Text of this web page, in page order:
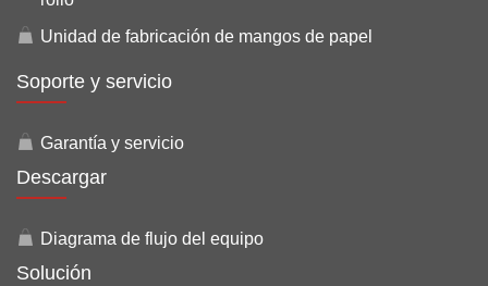
Unidad de fabricación de mangos de papel
Soporte y servicio
Garantía y servicio
Descargar
Diagrama de flujo del equipo
Solución